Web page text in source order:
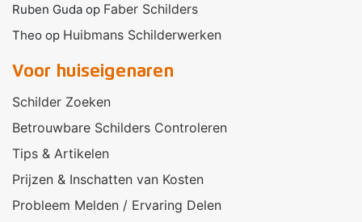
Ruben Guda op Faber Schilders
Theo op Huibmans Schilderwerken
Voor huiseigenaren
Schilder Zoeken
Betrouwbare Schilders Controleren
Tips & Artikelen
Prijzen & Inschatten van Kosten
Probleem Melden / Ervaring Delen